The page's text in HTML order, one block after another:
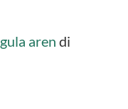
gula aren di